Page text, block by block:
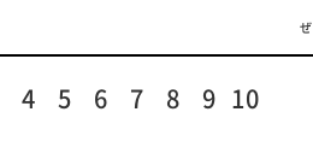
4 5 6 7 8 9 10